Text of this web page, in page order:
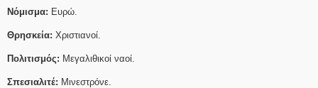
Νόμισμα: Ευρώ.
Θρησκεία: Χριστιανοί.
Πολιτισμός: Μεγαλιθικοί ναοί.
Σπεσιαλιτέ: Μινεστρόνε.